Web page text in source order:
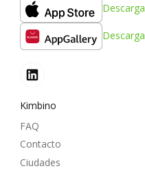
Kimbino
FAQ
Contacto
Ciudades